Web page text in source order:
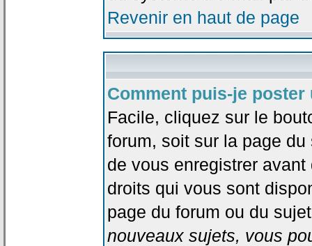
Revenir en haut de page
Comment puis-je
Facile, cliquez sur le
forum, soit sur la page
de vous enregistrer
droits qui vous sont
page du forum ou du
nouveaux sujets, vous